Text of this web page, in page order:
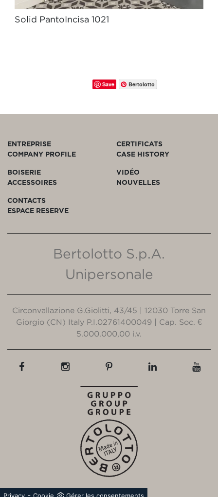
Solid PantoIncisa 1021
Save Bertolotto
ENTREPRISE
COMPANY PROFILE
CERTIFICATS
CASE HISTORY
BOISERIE
ACCESSOIRES
VIDÉO
NOUVELLES
CONTACTS
ESPACE RESERVE
Bertolotto S.p.A.
Unipersonale
Circonvallazione G.Giolitti, 43/45 | 12030 Torre San
Giorgio (CN) Italy P.I.02761400049 | Cap. Soc. €
5.000.000,00 i.v.
-